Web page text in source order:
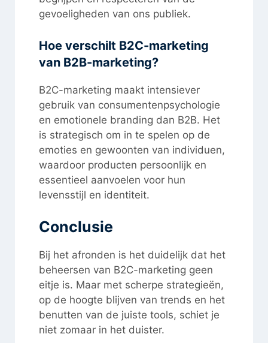
gevoeligheden van ons publiek.
Hoe verschilt B2C-marketing
van B2B-marketing?
B2C-marketing maakt intensiever
gebruik van consumentenpsychologie
en emotionele branding dan B2B. Het
is strategisch om in te spelen op de
emoties en gewoonten van individuen,
waardoor producten persoonlijk en
essentieel aanvoelen voor hun
levensstijl en identiteit.
Conclusie
Bij het afronden is het duidelijk dat het
beheersen van B2C-marketing geen
eitje is. Maar met scherpe strategieën,
op de hoogte blijven van trends en het
benutten van de juiste tools, schiet je
niet zomaar in het duister.